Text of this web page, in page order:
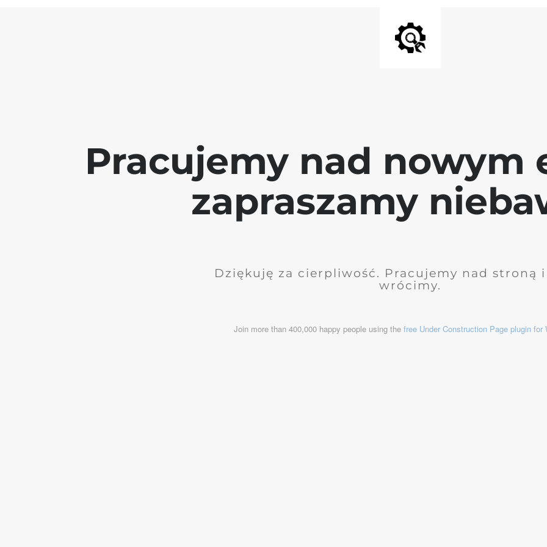
Pracujemy nad nowym
zapraszamy
Dziękuję za cierpliwość. Pracujemy nad stroną
wrócimy.
Join more than 400,000 happy people using the free Under Construction Page plugin for